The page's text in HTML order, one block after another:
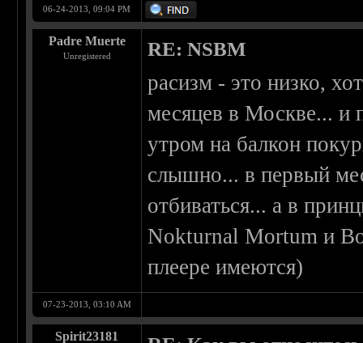
06-24-2013, 09:04 PM
Padre Muerte
Unregistered RE: NSBM
расизм - это низко,
месяцев в Москве...
утром на балкон
слышно... в первый
отбиваться... а в
Nokturnal Mortum и
плеере имеются)
07-23-2013, 03:10 AM
Spirit23181